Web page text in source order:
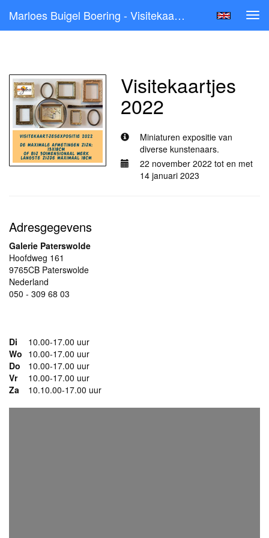
Marloes Buigel Boering - Visitekaartjes 2022
Visitekaartjes
2022
Miniaturen expositie van
diverse kunstenaars.
22 november 2022 tot en met
14 januari 2023
Adresgegevens
Galerie Paterswolde
Hoofdweg 161
9765CB Paterswolde
Nederland
050 - 309 68 03
Di
10.00-17.00 uur
Wo 10.00-17.00 uur
Do
10.00-17.00 uur
Vr
10.00-17.00 uur
Za
10.10.00-17.00 uur